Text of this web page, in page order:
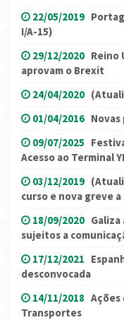
22/05/2019
I/A-15)
29/12/2020 Reino
aprovam o Brexit
24/04/2020
01/04/2016
09/07/2025
Acesso ao Terminal
03/12/2019
curso e nova greve
18/09/2020
sujeitos a
17/12/2021
desconvocada
14/11/2018 Ações
Transportes